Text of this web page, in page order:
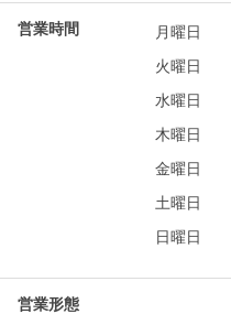
営業時間 月曜日
火曜日
水曜日
木曜日
金曜日
土曜日
日曜日
営業形態